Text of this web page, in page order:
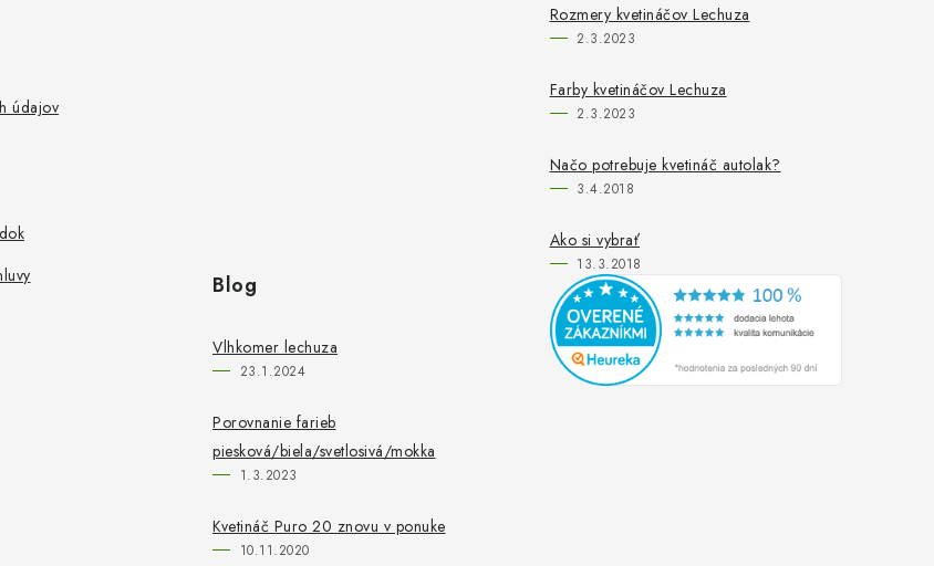
údajov
Rozmery kvetináčov Lechuza
2.3.2023
Farby kvetináčov Lechuza
2.3.2023
Načo potrebuje kvetináč autolak?
3.4.2018
Ako si vybrať
13.3.2018
Blog
Vlhkomer lechuza
23.1.2024
Porovnanie farieb
piesková/biela/svetlosivá/mokka
1.3.2023
Kvetináč Puro 20 znovu v ponuke
10.11.2020